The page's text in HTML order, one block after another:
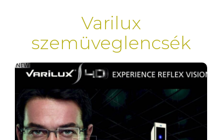
Varilux
szemüveglencsék